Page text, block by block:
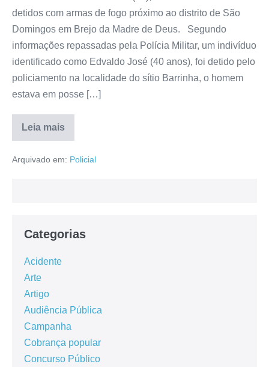
detidos com armas de fogo próximo ao distrito de São
Domingos em Brejo da Madre de Deus. Segundo
informações repassadas pela Polícia Militar, um indivíduo
identificado como Edvaldo José (40 anos), foi detido pelo
policiamento na localidade do sítio Barrinha, o homem
estava em posse […]
Leia mais
Arquivado em: Policial
Categorias
Acidente
Arte
Artigo
Audiência Pública
Campanha
Cobrança popular
Concurso Público